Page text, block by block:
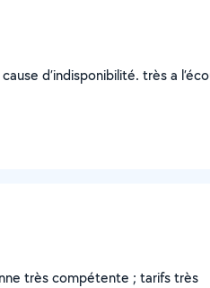
d’indisponibilité. très a
très compétente ; tarifs très